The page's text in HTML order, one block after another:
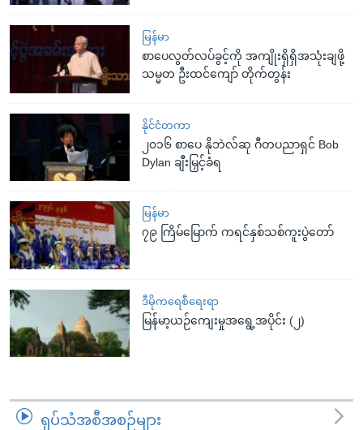
မြန်မာ
စာပေလွတ်လပ်ခွင့်ကို အကျိုးရှိရှိအသုံးချဖို့
သမ္မတ ဦးထင်ကျော် တိုက်တွန်း
နိုင်ငံတကာ
၂၀၁၆ စာပေ နိုဘဲလ်ဆု ဂီတပညာရှင် Bob
Dylan ချီးမြှင့်ခံရ
မြန်မာ
၇၉ ကြိမ်မြောက် ကရင်နှစ်သစ်ကူးပွဲတော်
ဒီမိုကရေစီရေးရာ
မြန်မာ့ယဉ်ကျေးမှုအရွေ့အပိုင်း (၂)
ရုပ်သံအစီအစဉ်များ